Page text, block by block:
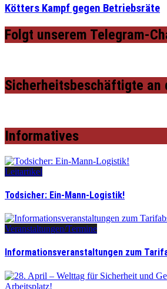
Kötters Kampf gegen Betriebsräte
Folgt unserem Telegram-
Sicherheitsbeschäftigte an
Informatives
Leitartikel
Todsicher: Ein-Mann-Logistik!
Veranstaltungen/Termine
Informationsveranstaltungen zum